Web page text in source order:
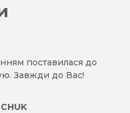
поставилася до
Завжди до Вас!